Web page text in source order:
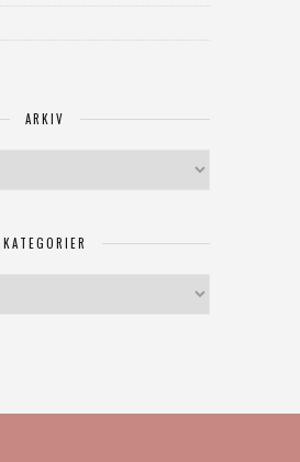
ARKIV
KATEGORIER